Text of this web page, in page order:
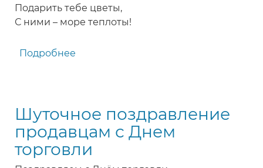
Подарить тебе цветы,
С ними – море теплоты!
Подробнее
Днем
торговли
женщине,
продавщице
Шуточное поздравление
продавцам с Днем
торговли